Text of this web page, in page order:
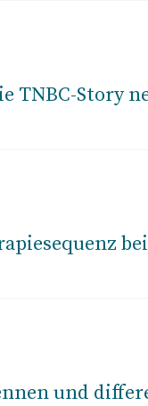
TNBC-Story
und